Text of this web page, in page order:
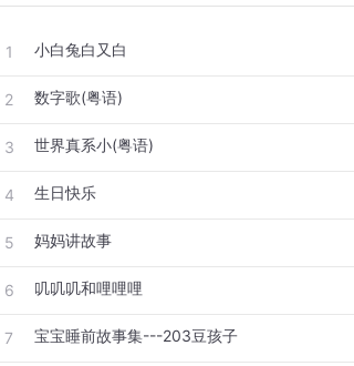
1 小白兔白又白
2 数字歌(粤语)
3 世界真系小(粤语)
4 生日快乐
5 妈妈讲故事
6 叽叽叽和哩哩哩
7 宝宝睡前故事集---203豆孩子